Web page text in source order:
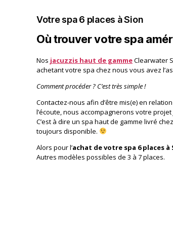
Votre spa 6 places à Sion
Où trouver votre spa
Nos jacuzzis haut de gammeClearwater
achetant votre spa chez nous vous avez
Comment procéder ? C’est très simple !
Contactez-nous afin d’être mis(e) en
l’écoute, nous accompagnerons votre
C’est à dire un spa haut de gamme livré
toujours disponible.
Alors pour l’achat de votre spa 6 places à
Autres modèles possibles de 3 à 7 places.